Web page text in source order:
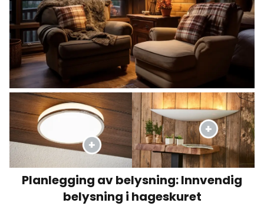
Planlegging av belysning: Innvendig
belysning i hageskuret